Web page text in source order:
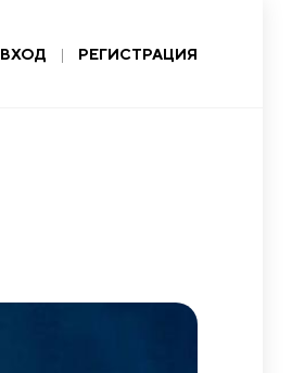
ВХОД | РЕГИСТРАЦИЯ